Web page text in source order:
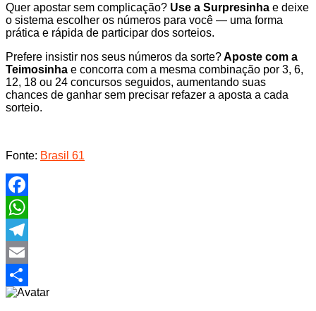
Quer apostar sem complicação? Use a Surpresinha e deixe
o sistema escolher os números para você — uma forma
prática e rápida de participar dos sorteios.
Prefere insistir nos seus números da sorte?Aposte com a
Teimosinha e concorra com a mesma combinação por 3, 6,
12, 18 ou 24 concursos seguidos, aumentando suas
chances de ganhar sem precisar refazer a aposta a cada
sorteio.
Fonte: Brasil 61
Facebook
WhatsApp
Telegram
Email
Share